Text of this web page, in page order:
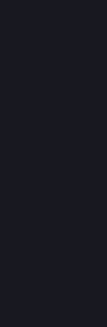
c'est pour
Il y en 2,1
FSB ?